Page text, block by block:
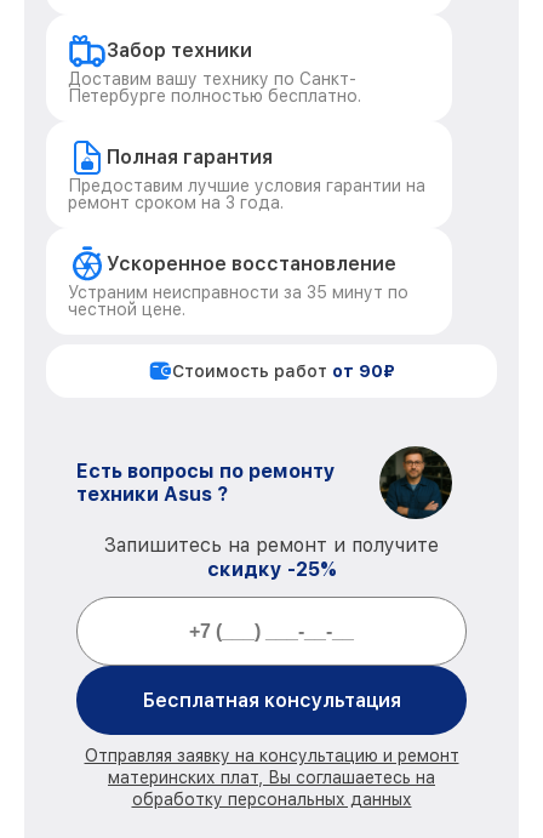
Забор техники
Доставим вашу технику по Санкт-
Петербурге полностью бесплатно.
Полная гарантия
Предоставим лучшие условия гарантии на
ремонт сроком на 3 года.
Ускоренное восстановление
Устраним неисправности за 35 минут по
честной цене.
Стоимость работ от 90₽
Есть вопросы по ремонту
техники Asus ?
Запишитесь на ремонт и получите
скидку -25%
Бесплатная консультация
Отправляя заявку на консультацию и ремонт
материнских плат, Вы соглашаетесь на
обработку персональных данных